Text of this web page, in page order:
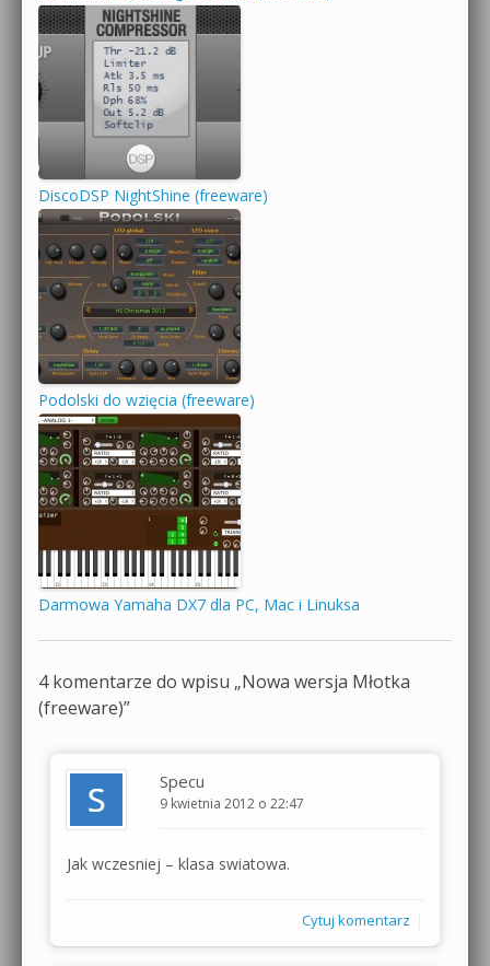
DiscoDSP NightShine (freeware)
Podolski do wzięcia (freeware)
Darmowa Yamaha DX7 dla PC, Mac i Linuksa
4 komentarze do wpisu „Nowa wersja Młotka
(freeware)”
Specu
9 kwietnia 2012 o 22:47
Jak wczesniej – klasa swiatowa.
Cytuj komentarz